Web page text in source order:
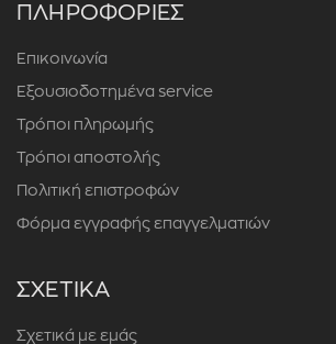
ΠΛΗΡΟΦΟΡΙΕΣ
Επικοινωνία
Εξουσιοδοτημένα service
Τρόποι πληρωμής
Τρόποι αποστολής
Πολιτική επιστροφών
Φόρμα εγγραφής επαγγελματιών
ΣΧΕΤΙΚΑ
Σχετικά με εμάς